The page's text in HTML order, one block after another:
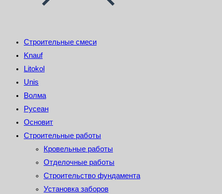
Строительные смеси
Knauf
Litokol
Unis
Волма
Русеан
Основит
Строительные работы
Кровельные работы
Отделочные работы
Строительство фундамента
Установка заборов